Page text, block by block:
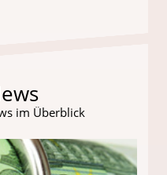
im Überblick